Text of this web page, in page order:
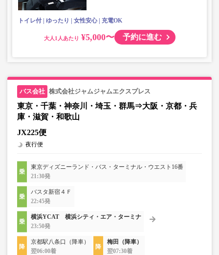
上記「トランクにてお預かりできる荷物」の条件を満たさ
トイレ付 ゆったり 女性安心 充電OK
大人 ¥5,000〜 予約に進む
株式会社ジャムジャムエクスプレス
東京・千葉・神奈川・埼玉・群馬⇒大阪・京都・兵
庫・滋賀・和歌山
JX225便
夜行便
東京ディズニーランド・バス・ターミナル・ウエスト16番
21:30発
バスタ新宿４Ｆ
22:45発
横浜YCAT 横浜シティ・エア・ターミナ
23:50発
京都駅八条口（降車）
翌06:00着
梅田（降車）
翌07:30着